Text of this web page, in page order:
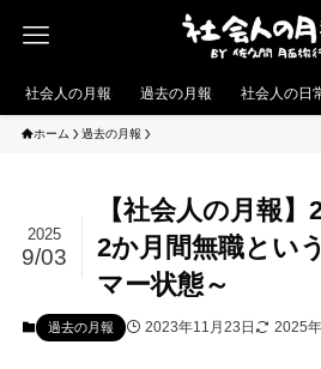
社会人の月報 過去の月報 社会人の日
ホーム 過去の月報
【社会人の月報
2か月間無職とい
マー状態～
2025
9/03
過去の月報 2023年11月23日 2025